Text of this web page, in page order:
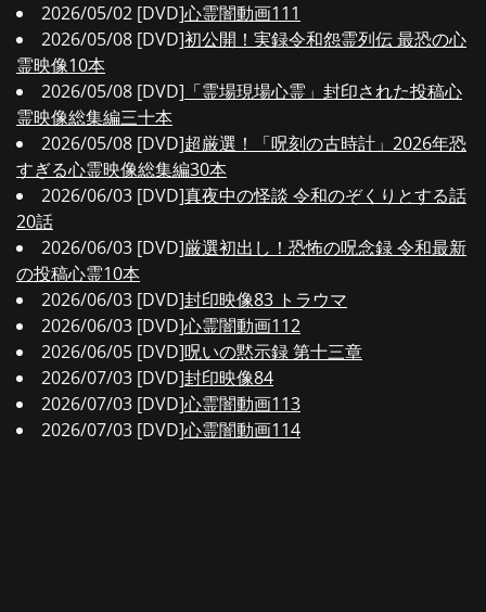
2026/05/02 [DVD]心霊闇動画111
2026/05/08 [DVD]初公開！実録令和怨霊列伝 最恐の心
霊映像10本
2026/05/08 [DVD] 「霊場現場心霊」封印された投稿心
霊映像総集編三十本
2026/05/08 [DVD]超厳選！「呪刻の古時計」2026年恐
すぎる心霊映像総集編30本
2026/06/03 [DVD]真夜中の怪談 令和のぞくりとする話
20話
2026/06/03 [DVD]厳選初出し！恐怖の呪念録 令和最新
の投稿心霊10本
2026/06/03 [DVD]封印映像83 トラウマ
2026/06/03 [DVD]心霊闇動画112
2026/06/05 [DVD]呪いの黙示録 第十三章
2026/07/03 [DVD]封印映像84
2026/07/03 [DVD]心霊闇動画113
2026/07/03 [DVD]心霊闇動画114